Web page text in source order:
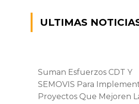
ULTIMAS
Suman Esfuerzos CDT Y
SEMOVIS Para
Proyectos Que Mejoren